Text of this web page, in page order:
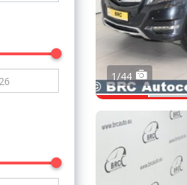
1/44